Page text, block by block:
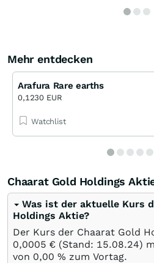
Mehr entdecken
Arafura Rare earths
0,1230 EUR
Watchlist
Chaarat Gold Holdings
Was ist der aktuelle Kurs
Holdings Aktie?
Der Kurs der Chaarat Gold
0,0005 € (Stand: 15.08.24)
von 0,00 % zum Vortag.